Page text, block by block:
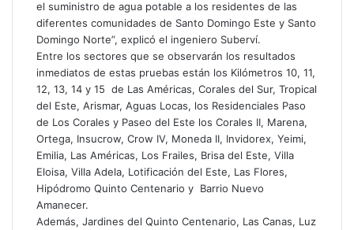
el suministro de agua potable a los residentes de las
diferentes comunidades de Santo Domingo Este y Santo
Domingo Norte”, explicó el ingeniero Suberví.
Entre los sectores que se observarán los resultados
inmediatos de estas pruebas están los Kilómetros 10, 11,
12, 13, 14 y 15 de Las Américas, Corales del Sur, Tropical
del Este, Arismar, Aguas Locas, los Residenciales Paso
de Los Corales y Paseo del Este los Corales II, Marena,
Ortega, Insucrow, Crow IV, Moneda II, Invidorex, Yeimi,
Emilia, Las Américas, Los Frailes, Brisa del Este, Villa
Eloisa, Villa Adela, Lotificación del Este, Las Flores,
Hipódromo Quinto Centenario y Barrio Nuevo
Amanecer.
Además, Jardines del Quinto Centenario, Las Canas, Luz